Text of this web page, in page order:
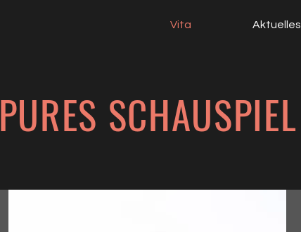
Vita Aktuelles
PURES SCHAUSPIEL